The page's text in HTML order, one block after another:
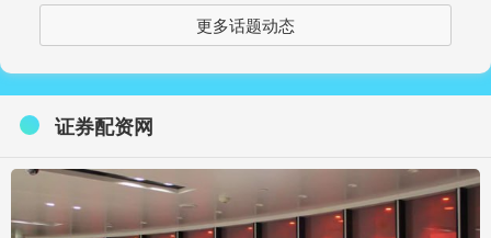
更多话题动态
证券配资网